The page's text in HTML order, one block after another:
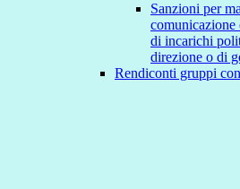
Sanzioni per
comunicazione
di incarichi
direzione o di
Rendiconti gruppi